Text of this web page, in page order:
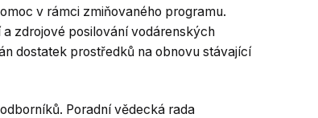
v rámci zmiňovaného programu.
zdrojové posilování vodárenských
dostatek prostředků na obnovu stávající
Poradní vědecká rada